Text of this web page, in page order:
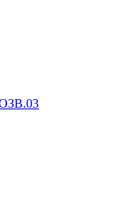
ОЗВ.03